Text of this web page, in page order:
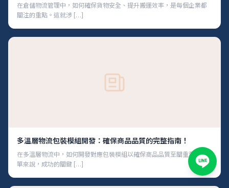
在倉儲物流管理中，如何確保貨物安全、提升搬運效率，是每個企業都
關注的重點。這就涉 […]
多溫層物流包裝模組開發：確保商品品質的完整指南！
在多溫層物流中，如何開發對應包裝模組以確保商品品質至關重要。簡
單來說，成功的關鍵 […]